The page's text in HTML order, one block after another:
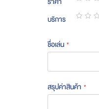
star
stars
stars
stars
stars
1
star
2
stars
3
stars
4
stars
5
stars
บริการ
ชื่อเล่น
สรุปค่าสินค้า